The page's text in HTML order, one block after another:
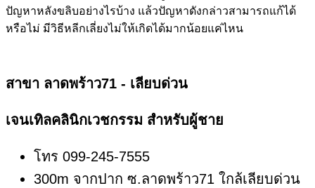
ปัญหาหลังขลิบอย่างไรบ้าง แล้วปัญหาดังกล่าวสามารถแก้ได้
หรือไม่ มีวิธีหลีกเลี่ยงไม่ให้เกิดได้มากน้อยแค่ไหน
สาขา ลาดพร้าว71 - เลียบด่วน
เจนเทิลคลินิกเวชกรรม สำหรับผู้ชาย
โทร 099-245-7555
300m จากปาก ซ.ลาดพร้าว71 ใกล้เลียบด่วน